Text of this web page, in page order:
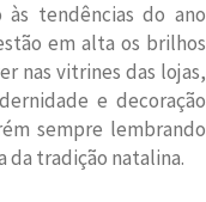
tendências do ano
em alta os brilhos
nas vitrines das lojas,
e decoração
sempre lembrando
da tradição natalina.